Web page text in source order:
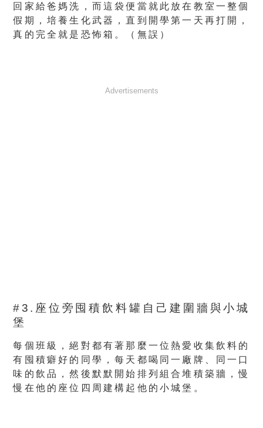
回家給爸媽洗，而這袋便當就此放在教室一整個
假期，培養生化武器，直到開學第一天再打開，
真的完全就是恐怖箱。（無誤）
Advertisements
#3.座位旁囤積飲料罐自己建圍牆與小城
堡
每個班級，絕對都有著那麼一位熱愛收集飲料的
有囤積癖好的同學，每天都喝同一廠牌、同一口
味的飲品，然後默默開始排列組合堆積築牆，慢
慢在他的座位四周建構起他的小城堡。